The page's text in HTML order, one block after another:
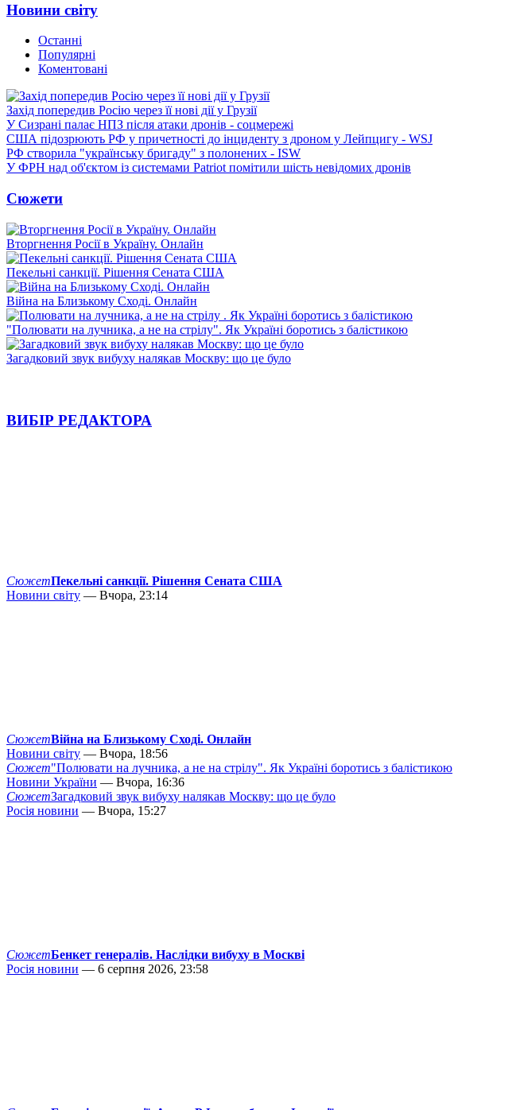
Новини світу
Останні
Популярні
Коментовані
Захід попередив Росію через її нові дії у Грузії
У Сизрані палає НПЗ після атаки дронів - соцмережі
США підозрюють РФ у причетності до інциденту з дроном у Лейпцигу - WSJ
РФ створила "українську бригаду" з полонених - ISW
У ФРН над об'єктом із системами Patriot помітили шість невідомих дронів
Сюжети
Вторгнення Росії в Україну. Онлайн
Пекельні санкції. Рішення Сената США
Війна на Близькому Сході. Онлайн
"Полювати на лучника, а не на стрілу". Як Україні боротись з балістикою
Загадковий звук вибуху налякав Москву: що це було
ВИБІР РЕДАКТОРА
СюжетПекельні санкції. Рішення Сената США
Новини світу — Вчора, 23:14
СюжетВійна на Близькому Сході. Онлайн
Новини світу — Вчора, 18:56
Сюжет"Полювати на лучника, а не на стрілу". Як Україні боротись з балістикою
Новини України — Вчора, 16:36
СюжетЗагадковий звук вибуху налякав Москву: що це було
Росія новини — Вчора, 15:27
СюжетБенкет генералів. Наслідки вибуху в Москві
Росія новини — 6 серпня 2026, 23:58